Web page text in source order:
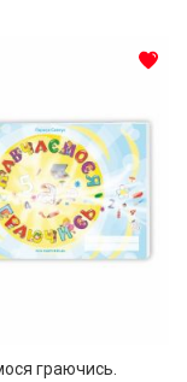
граючись.